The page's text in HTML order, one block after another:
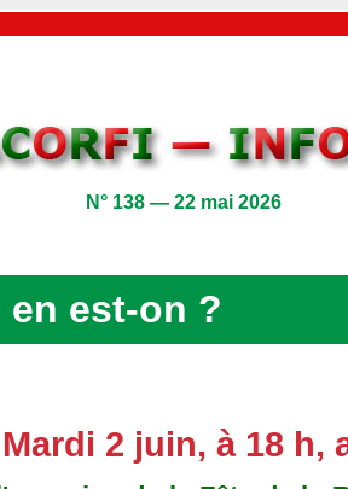
N° 138 — 22 mai 2026
en est-on ?
Mardi 2 juin, à 18 h,